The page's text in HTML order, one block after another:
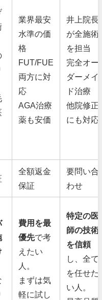
業界最安
水準の価
格
FUT/FUE
両方に対
応
AGA治療
薬も安価
井上院長
が全施術
を担当
完全オー
ダーメイ
ド治療
他院修正
にも対応
全額返金
保証
要問い合
わせ
費用を最
優先で考
えたい
人。
まずは気
軽に試し
特定の医
師の技術
を信頼
し、全て
を任せた
い人。